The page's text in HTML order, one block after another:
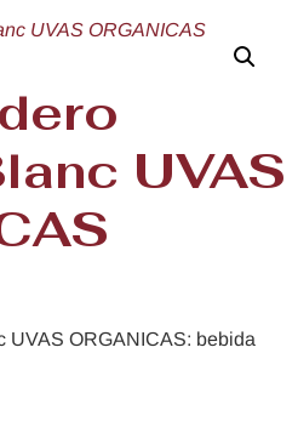
UVAS
UVAS ORGANICAS: bebida